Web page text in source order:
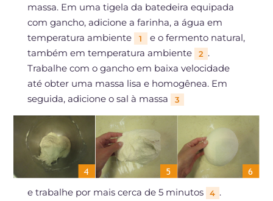
massa. Em uma tigela da batedeira equipada
com gancho, adicione a farinha, a água em
temperatura ambiente
1
e o fermento natural,
também em temperatura ambiente
2 .
Trabalhe com o gancho em baixa velocidade
até obter uma massa lisa e homogênea. Em
seguida, adicione o sal à massa
3
e trabalhe por mais cerca de 5 minutos 4 .